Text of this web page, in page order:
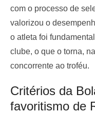
com o processo de
valorizou o
o atleta foi
clube, o que o torna,
concorrente ao troféu.
Critérios da
favoritismo de